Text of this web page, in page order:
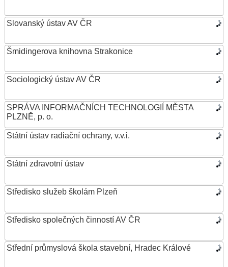
Slovanský ústav AV ČR
Šmidingerova knihovna Strakonice
Sociologický ústav AV ČR
SPRÁVA INFORMAČNÍCH TECHNOLOGIÍ MĚSTA
PLZNĚ, p. o.
Státní ústav radiační ochrany, v.v.i.
Státní zdravotní ústav
Středisko služeb školám Plzeň
Středisko společných činností AV ČR
Střední průmyslová škola stavební, Hradec Králové